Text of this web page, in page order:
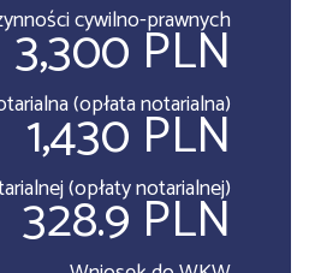
cywilno-prawnych
3,300 PLN
(opłata notarialna)
1,430 PLN
(opłaty notarialnej)
328.9 PLN